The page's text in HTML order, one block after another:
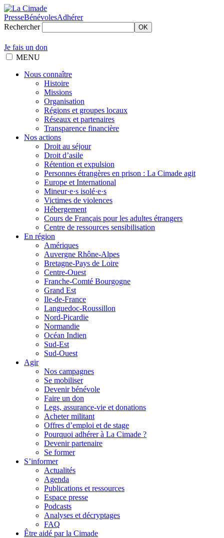
PresseBénévolesAdhérer
Rechercher
OK
Je fais un don
MENU
Nous connaître
Histoire
Missions
Organisation
Régions et groupes locaux
Réseaux et partenaires
Transparence financière
Nos actions
Droit au séjour
Droit d’asile
Rétention et expulsion
Personnes étrangères en prison : La Cimade agit
Europe et International
Mineur·e·s isolé·e·s
Victimes de violences
Hébergement
Cours de Français pour les adultes étrangers
Centre de ressources sensibilisation
En région
Amériques
Auvergne Rhône-Alpes
Bretagne-Pays de Loire
Centre-Ouest
Franche-Comté Bourgogne
Grand Est
Ile-de-France
Languedoc-Roussillon
Nord-Picardie
Normandie
Océan Indien
Sud-Est
Sud-Ouest
Agir
Nos campagnes
Se mobiliser
Devenir bénévole
Faire un don
Legs, assurance-vie et donations
Acheter militant
Offres d’emploi et de stage
Pourquoi adhérer à La Cimade ?
Devenir partenaire
Se former
S’informer
Actualités
Agenda
Publications et ressources
Espace presse
Podcasts
Analyses et décryptages
FAQ
Être aidé par la Cimade